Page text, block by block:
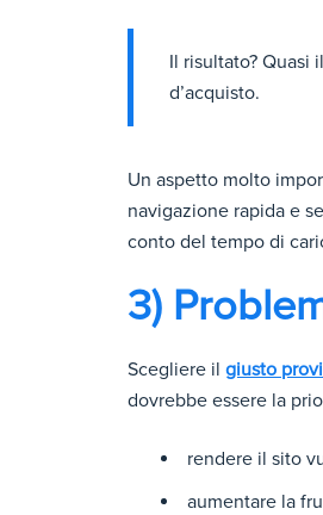
Il risultato? Quasi
d’acquisto.
Un aspetto molto
navigazione rapida e
conto del tempo di
3)
Scegliere il giusto
dovrebbe essere la
rendere il sito
aumentare la